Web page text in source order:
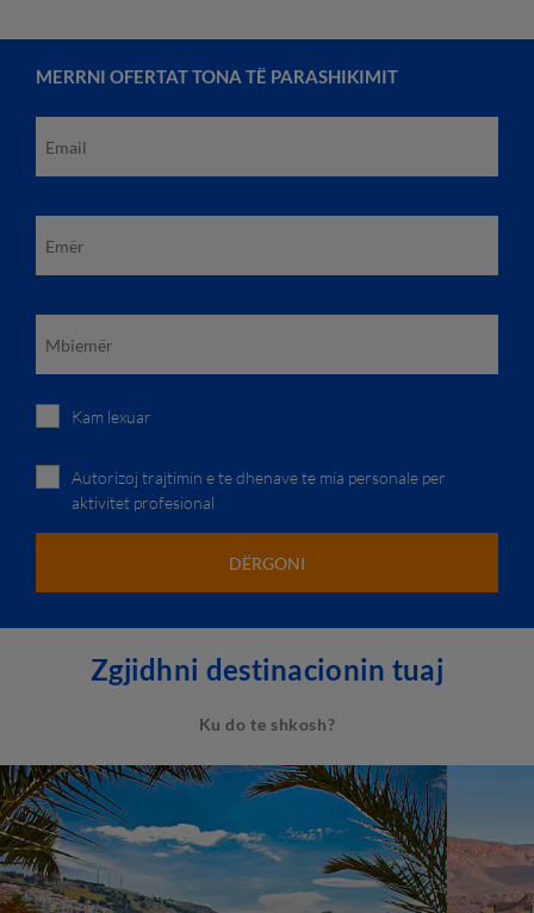
MERRNI OFERTAT TONA TË PARASHIKIMIT
Kam lexuar
Autorizoj trajtimin e te dhenave te mia personale per
aktivitet profesional
Zgjidhni destinacionin tuaj
Ku do te shkosh?